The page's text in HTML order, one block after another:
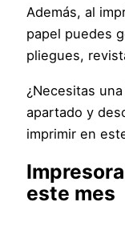
Además, al
papel puedes
pliegues,
¿Necesitas una
apartado y
imprimir en
este mes